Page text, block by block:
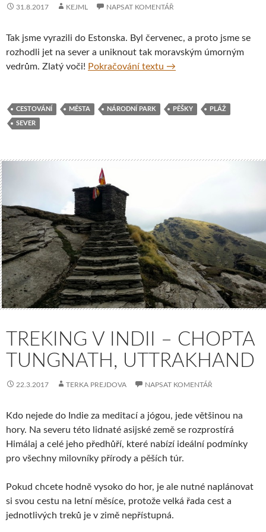
31.8.2017 KEJML NAPSAT KOMENTÁŘ
Tak jsme vyrazili do Estonska. Byl červenec, a proto jsme se
rozhodli jet na sever a uniknout tak moravským úmorným
vedrům. Zlatý voči! Pokračování textu Estonsko – tropický ráj
→
CESTOVÁNÍ MĚSTA NÁRODNÍ PARK PĚŠKY PLÁŽ
SEVER
TREKING V INDII – CHOPTA
TUNGNATH, UTTRAKHAND
22.3.2017 TERKA PREJDOVA NAPSAT KOMENTÁŘ
Kdo nejede do Indie za meditací a jógou, jede většinou na
hory. Na severu této lidnaté asijské země se rozprostírá
Himálaj a celé jeho předhůří, které nabízí ideální podmínky
pro všechny milovníky přírody a pěších túr.
Pokud chcete hodně vysoko do hor, je ale nutné naplánovat
si svou cestu na letní měsíce, protože velká řada cest a
jednotlivých treků je v zimě nepřístupná.